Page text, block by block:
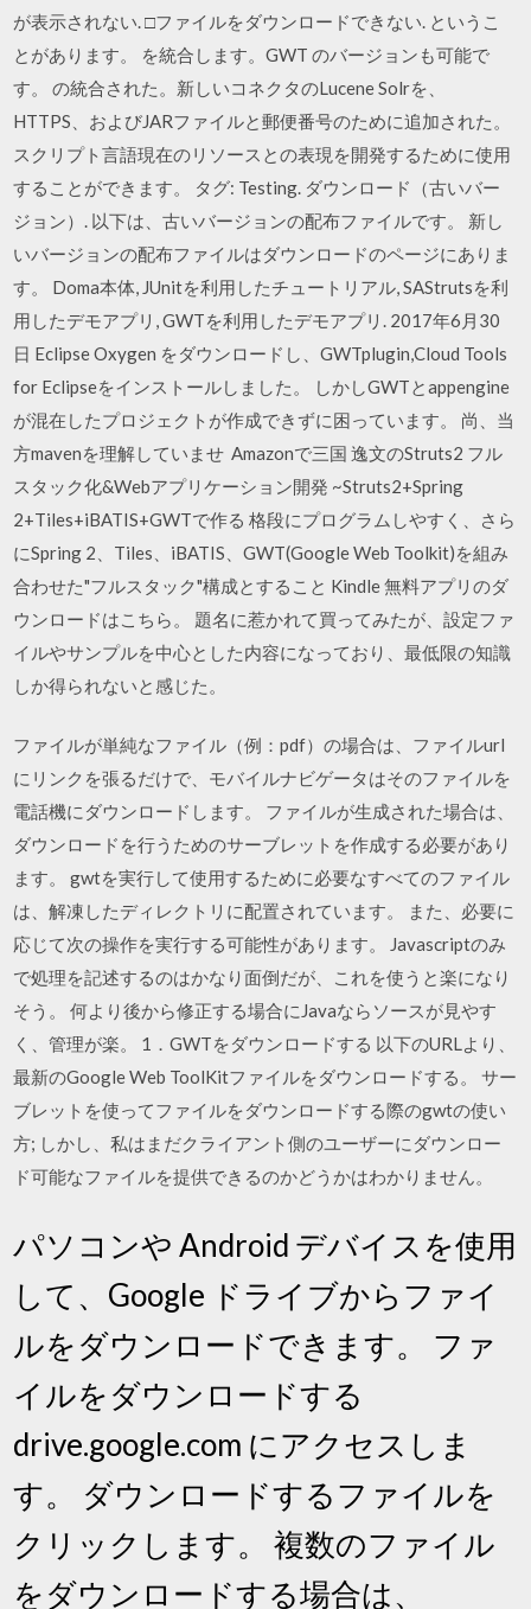
が表示されない. □ファイルをダウンロードできない. というこ
とがあります。 を統合します。GWT のバージョンも可能で
す。 の統合された。新しいコネクタのLucene Solrを、
HTTPS、およびJARファイルと郵便番号のために追加された。
スクリプト言語現在のリソースとの表現を開発するために使用
することができます。 タグ: Testing. ダウンロード（古いバー
ジョン）. 以下は、古いバージョンの配布ファイルです。 新し
いバージョンの配布ファイルはダウンロードのページにありま
す。 Doma本体, JUnitを利用したチュートリアル, SAStrutsを利
用したデモアプリ, GWTを利用したデモアプリ. 2017年6月30
日 Eclipse Oxygen をダウンロードし、GWTplugin,Cloud Tools
for Eclipseをインストールしました。 しかしGWTとappengine
が混在したプロジェクトが作成できずに困っています。 尚、当
方mavenを理解していませ Amazonで三国 逸文のStruts2 フル
スタック化&Webアプリケーション開発 ~Struts2+Spring
2+Tiles+iBATIS+GWTで作る 格段にプログラムしやすく、さら
にSpring 2、Tiles、iBATIS、GWT(Google Web Toolkit)を組み
合わせた"フルスタック"構成とすること Kindle 無料アプリのダ
ウンロードはこちら。 題名に惹かれて買ってみたが、設定ファ
イルやサンプルを中心とした内容になっており、最低限の知識
しか得られないと感じた。
ファイルが単純なファイル（例：pdf）の場合は、ファイルurl
にリンクを張るだけで、モバイルナビゲータはそのファイルを
電話機にダウンロードします。 ファイルが生成された場合は、
ダウンロードを行うためのサーブレットを作成する必要があり
ます。 gwtを実行して使用するために必要なすべてのファイル
は、解凍したディレクトリに配置されています。 また、必要に
応じて次の操作を実行する可能性があります。 Javascriptのみ
で処理を記述するのはかなり面倒だが、これを使うと楽になり
そう。 何より後から修正する場合にJavaならソースが見やす
く、管理が楽。 1．GWTをダウンロードする 以下のURLより、
最新のGoogle Web ToolKitファイルをダウンロードする。 サー
ブレットを使ってファイルをダウンロードする際のgwtの使い
方; しかし、私はまだクライアント側のユーザーにダウンロー
ド可能なファイルを提供できるのかどうかはわかりません。
パソコンや Android デバイスを使用
して、Google ドライブからファイ
ルをダウンロードできます。 ファ
イルをダウンロードする
drive.google.com にアクセスしま
す。 ダウンロードするファイルを
クリックします。 複数のファイル
をダウンロードする場合は、